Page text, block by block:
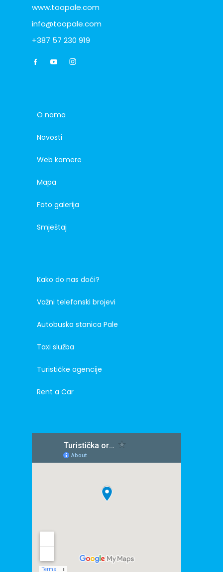
www.toopale.com
info@toopale.com
+387 57 230 919
O nama
Novosti
Web kamere
Mapa
Foto galerija
Smještaj
Kako do nas doći?
Važni telefonski brojevi
Autobuska stanica Pale
Taxi služba
Turističke agencije
Rent a Car